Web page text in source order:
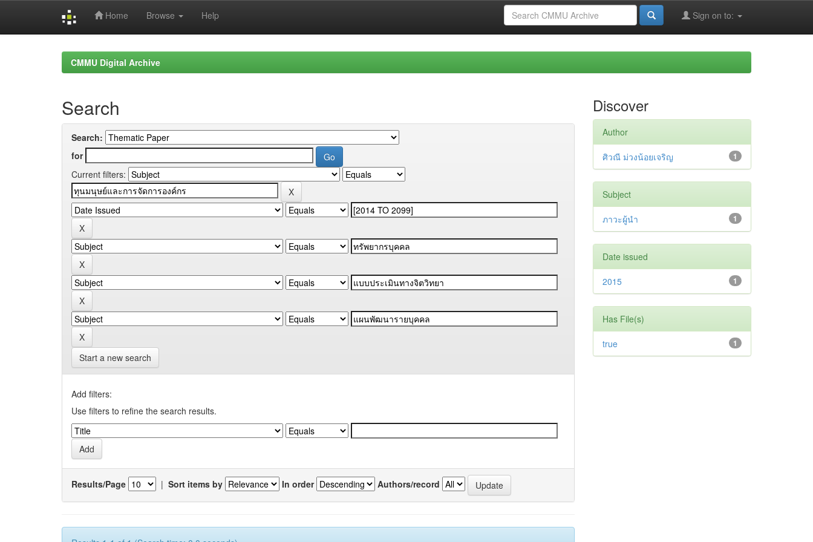
Home Browse Help Sign on to:
CMMU Digital Archive
Search
Search:
for
Current filters:
Start a new search
Add filters:
Use filters to refine the search results.
Results/Page | Sort items by In order Authors/record
Discover
Author
1
ศิวณี ม่วงน้อยเจริญ
Subject
1
ภาวะผู้นำ
Date issued
1
2015
Has File(s)
1
true